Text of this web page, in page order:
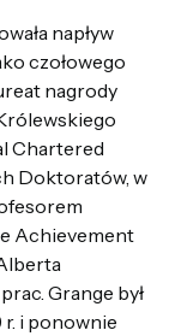
napływ
czołowego
nagrody
Chartered
Doktoratów, w
Achievement
Grange był
i ponownie